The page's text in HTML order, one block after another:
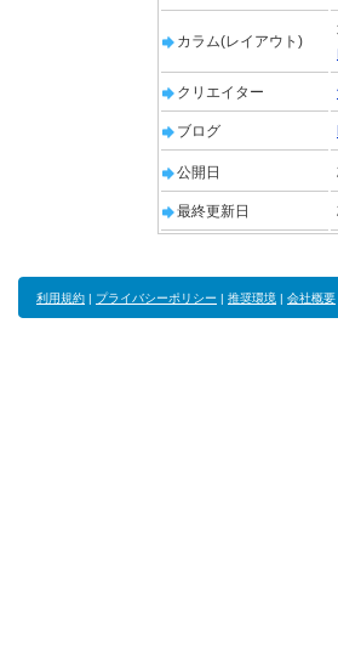
カラム(レイアウト)
クリエイター
ブログ
公開日
最終更新日
利用規約 | プライバシーポリシー | 推奨環境 | 会社概要